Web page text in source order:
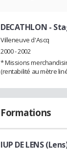
DECATHLON -
Villeneuve d'Ascq
2000 - 2002
* Missions
(rentabilité au mètre
Formations
IUP DE LENS